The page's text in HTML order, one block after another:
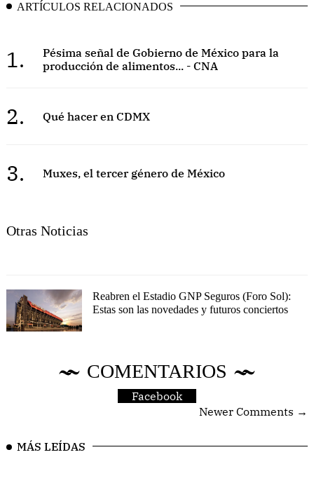
ARTÍCULOS RELACIONADOS
1.
Pésima señal de Gobierno de México para la
producción de alimentos... - CNA
2. Qué hacer en CDMX
3. Muxes, el tercer género de México
Otras Noticias
Reabren el Estadio GNP Seguros (Foro Sol):
Estas son las novedades y futuros conciertos
COMENTARIOS
Facebook
Newer Comments →
MÁS LEÍDAS